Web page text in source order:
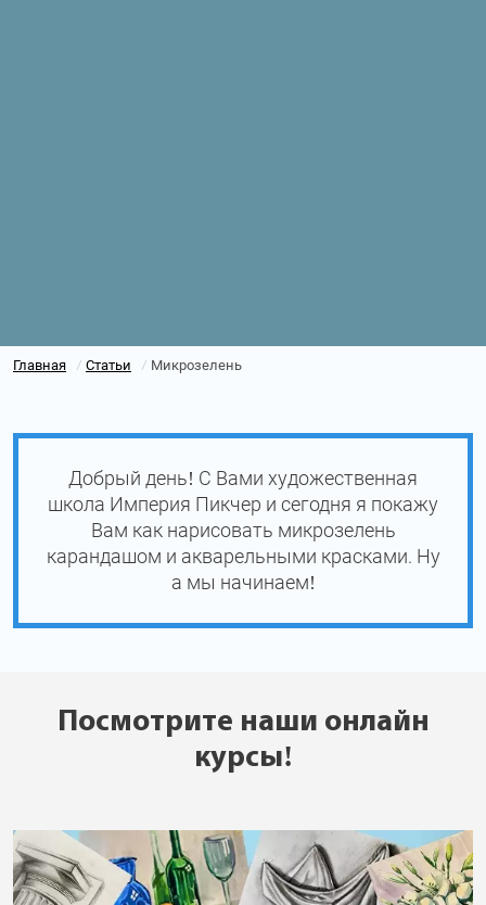
Главная / Статьи / Микрозелень
Добрый день! С Вами художественная
школа Империя Пикчер и сегодня я покажу
Вам как нарисовать микрозелень
карандашом и акварельными красками. Ну
а мы начинаем!
Посмотрите наши онлайн
курсы!